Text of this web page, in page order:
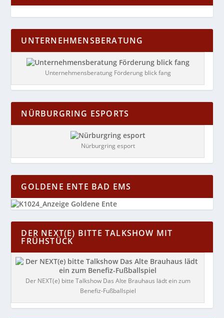
UNTERNEHMENSBERATUNG
Unternehmensberatung Förderung blick fang
NÜRBURGRING ESPORTS
Nürburgring esport
GOLDENE ENTE BAD EMS
DER NEXT(E) BITTE TALKSHOW MIT
FRÜHSTÜCK
Der NEXT(e) bitte Talkshow Das Alte Brauhaus lädt ein zum
Benefiz-Fußballspiel